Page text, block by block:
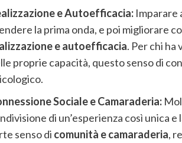
e Autoefficacia:Imparare
la prima onda, e poi migliorare
e autoefficacia. Per chi ha
proprie capacità, questo senso di
Sociale e Camaraderia:
di un’esperienza così unica
senso di comunità e camaraderia,